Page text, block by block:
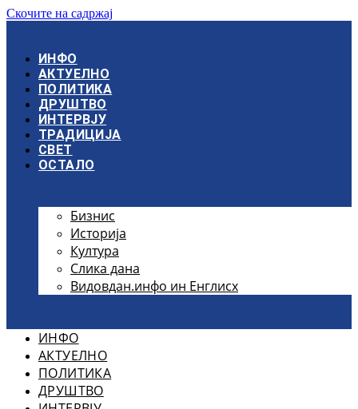
Скочите на садржај
ИНФО
АКТУЕЛНО
ПОЛИТИКА
ДРУШТВО
ИНТЕРВЈУ
ТРАДИЦИЈА
СВЕТ
ОСТАЛО
Бизнис
Историја
Култура
Слика дана
Видовдан.инфо ин Енглисх
ИНФО
АКТУЕЛНО
ПОЛИТИКА
ДРУШТВО